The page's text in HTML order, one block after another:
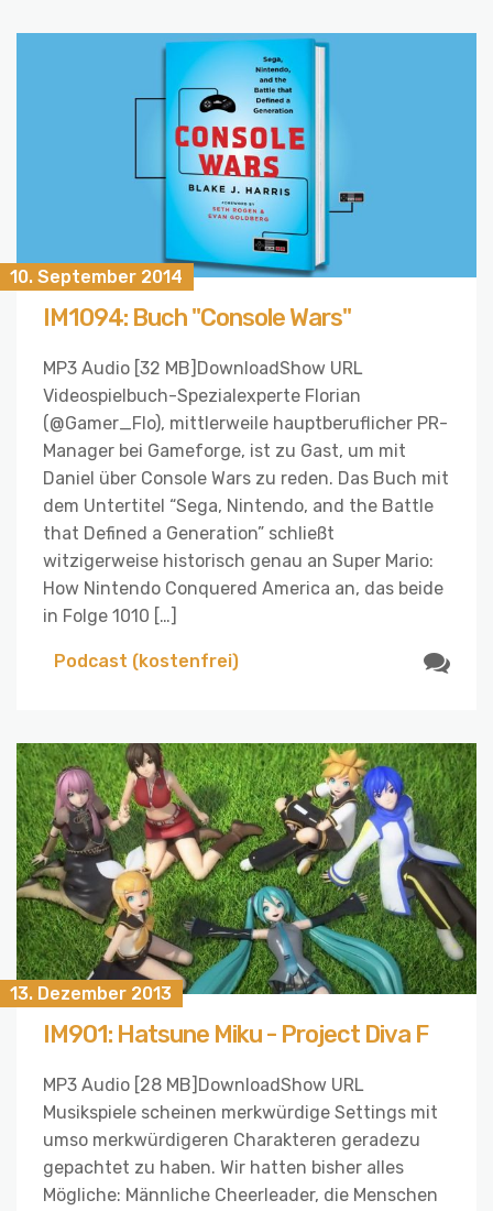
10. September 2014
IM1094: Buch "Console Wars"
MP3 Audio [32 MB]DownloadShow URL
Videospielbuch-Spezialexperte Florian
(@Gamer_Flo), mittlerweile hauptberuflicher PR-
Manager bei Gameforge, ist zu Gast, um mit
Daniel über Console Wars zu reden. Das Buch mit
dem Untertitel “Sega, Nintendo, and the Battle
that Defined a Generation” schließt
witzigerweise historisch genau an Super Mario:
How Nintendo Conquered America an, das beide
in Folge 1010 […]
Podcast (kostenfrei)
13. Dezember 2013
IM901: Hatsune Miku - Project Diva F
MP3 Audio [28 MB]DownloadShow URL
Musikspiele scheinen merkwürdige Settings mit
umso merkwürdigeren Charakteren geradezu
gepachtet zu haben. Wir hatten bisher alles
Mögliche: Männliche Cheerleader, die Menschen